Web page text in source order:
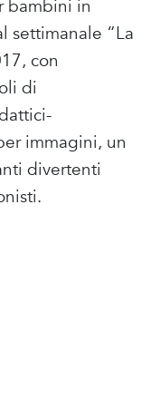
bambini in
settimanale “La
con
di
immagini, un
divertenti